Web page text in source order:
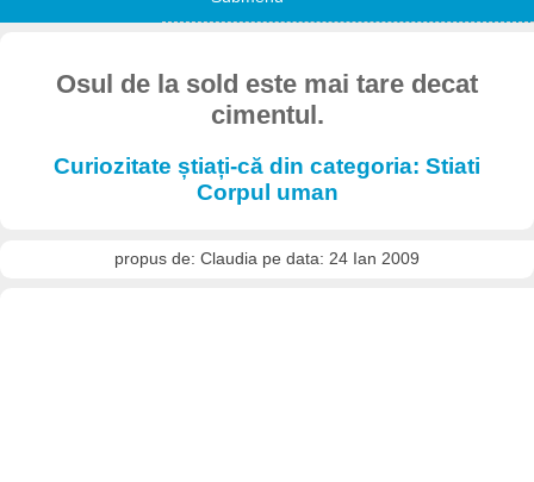
Osul de la sold este mai tare decat
cimentul.
Curiozitate știați-că din categoria: Stiati
Corpul uman
propus de: Claudia pe data: 24 Ian 2009